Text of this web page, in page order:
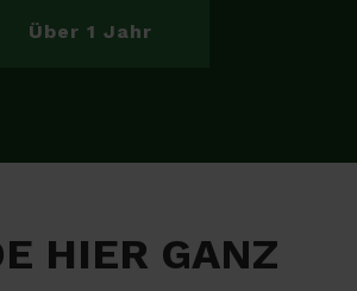
Über 1 Jahr
HIER GANZ